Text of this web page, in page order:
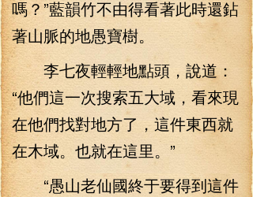
嗎？”藍韻竹不由得看著此時還鉆
著山脈的地愚寶樹。
李七夜輕輕地點頭，說道：
“他們這一次搜索五大域，看來現
在他們找對地方了，這件東西就
在木域。也就在這里。”
“愚山老仙國終于要得到這件